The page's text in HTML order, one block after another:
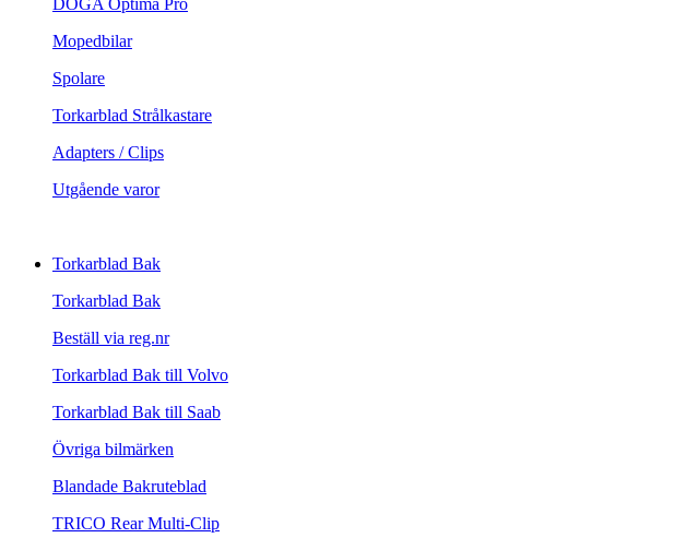
DOGA Optima Pro
Mopedbilar
Spolare
Torkarblad Strålkastare
Adapters / Clips
Utgående varor
Torkarblad Bak
Torkarblad Bak
Beställ via reg.nr
Torkarblad Bak till Volvo
Torkarblad Bak till Saab
Övriga bilmärken
Blandade Bakruteblad
TRICO Rear Multi-Clip